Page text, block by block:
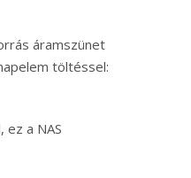
áramszünet
töltéssel:
ez a NAS